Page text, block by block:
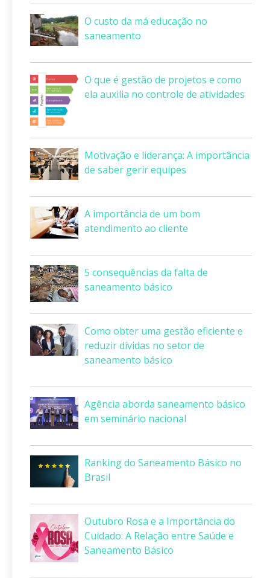
O custo da má educação no
saneamento
O que é gestão de projetos e como
ela auxilia no controle de atividades
Motivação e liderança: A importância
de saber gerir equipes
A importância de um bom
atendimento ao cliente
5 consequências da falta de
saneamento básico
Como obter uma gestão eficiente e
reduzir dívidas no setor de
saneamento básico
Agência aborda saneamento básico
em seminário nacional
Ranking do Saneamento Básico no
Brasil
Outubro Rosa e a Importância do
Cuidado: A Relação entre Saúde e
Saneamento Básico